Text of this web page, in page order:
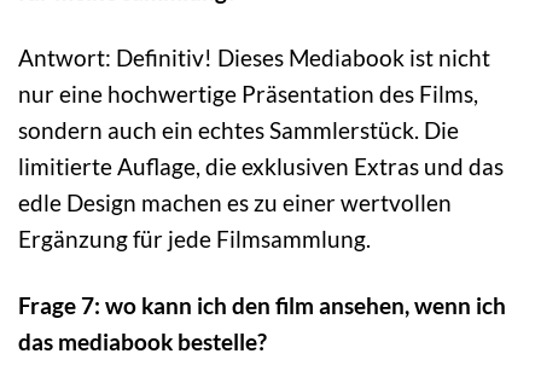
Antwort: Definitiv! Dieses Mediabook ist nicht
nur eine hochwertige Präsentation des Films,
sondern auch ein echtes Sammlerstück. Die
limitierte Auflage, die exklusiven Extras und das
edle Design machen es zu einer wertvollen
Ergänzung für jede Filmsammlung.
Frage 7: wo kann ich den film ansehen, wenn ich
das mediabook bestelle?